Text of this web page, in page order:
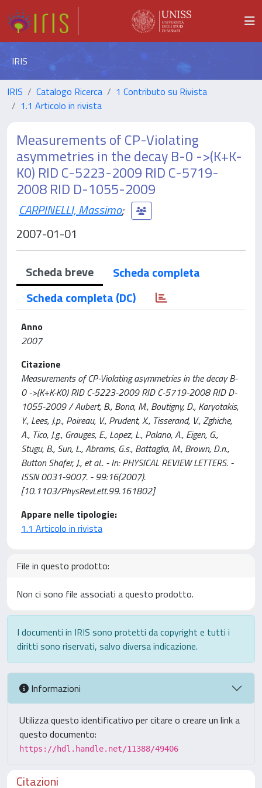
IRIS
IRIS Catalogo Ricerca
1 Contributo su Rivista
1.1 Articolo in rivista
Measurements of CP-Violating
asymmetries in the decay B-0 ->(K+K-
K0) RID C-5223-2009 RID C-5719-
2008 RID D-1055-2009
CARPINELLI, Massimo;
2007-01-01
Scheda breve
Scheda completa
Scheda completa (DC)
Anno
2007
Citazione
Measurements of CP-Violating asymmetries in the decay B-
0 ->(K+K-K0) RID C-5223-2009 RID C-5719-2008 RID D-
1055-2009 / Aubert, B., Bona, M., Boutigny, D., Karyotakis,
Y., Lees, J.p., Poireau, V., Prudent, X., Tisserand, V., Zghiche,
A., Tico, J.g., Grauges, E., Lopez, L., Palano, A., Eigen, G.,
Stugu, B., Sun, L., Abrams, G.s., Battaglia, M., Brown, D.n.,
Button Shafer, J., et al.. - In: PHYSICAL REVIEW LETTERS. -
ISSN 0031-9007. - 99:16(2007).
[10.1103/PhysRevLett.99.161802]
Appare nelle tipologie:
1.1 Articolo in rivista
File in questo prodotto:
Non ci sono file associati a questo prodotto.
I documenti in IRIS sono protetti da copyright e tutti i
diritti sono riservati, salvo diversa indicazione.
Informazioni
Utilizza questo identificativo per citare o creare un link a
questo documento:
https://hdl.handle.net/11388/49406
Citazioni